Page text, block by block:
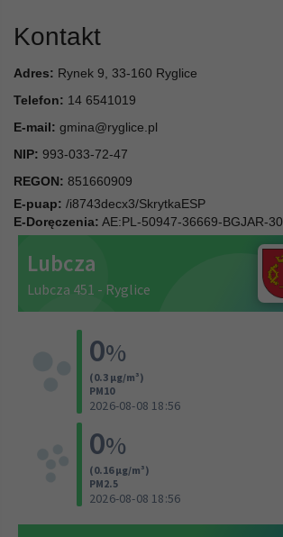
Kontakt
Adres: Rynek 9, 33-160 Ryglice
Telefon: 14 6541019
E-mail: gmina@ryglice.pl
NIP: 993-033-72-47
REGON: 851660909
E-puap: /i8743decx3/SkrytkaESP
E-Doręczenia: AE:PL-50947-36669-BGJAR-30